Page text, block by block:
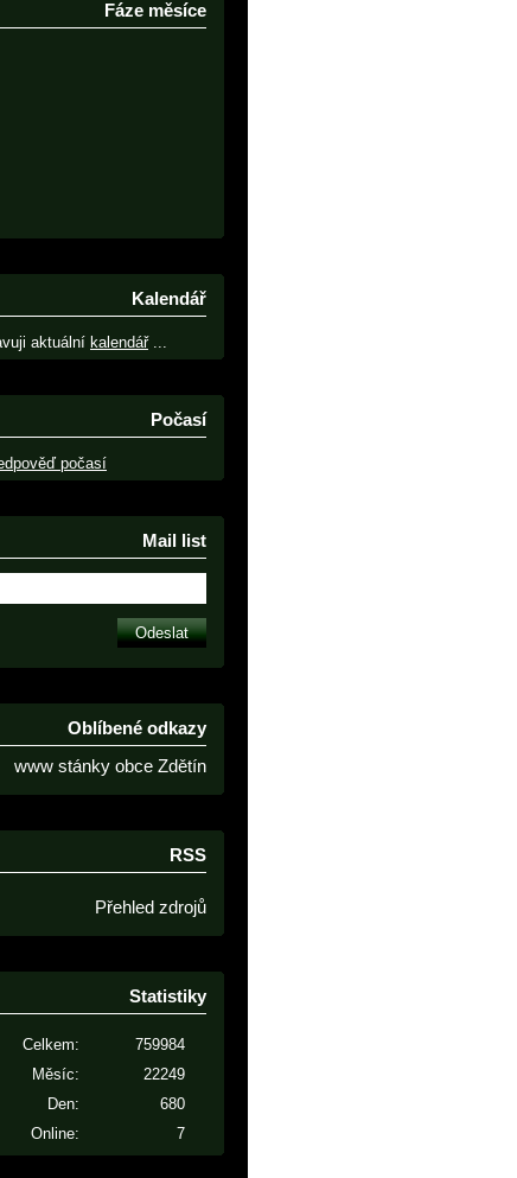
Fáze měsíce
Kalendář
aktuální kalendář...
Počasí
Mail list
Oblíbené odkazy
www stánky obce Zdětín
RSS
Přehled zdrojů
Statistiky
Online: 7
Celkem:
759984
Měsíc:
22249
Den:
680